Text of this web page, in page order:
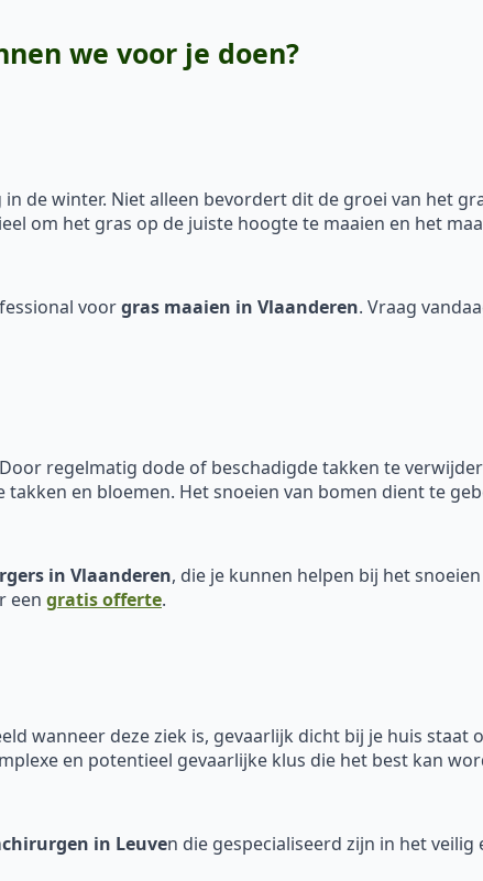
we voor je doen?
de winter. Niet alleen bevordert dit de groei van het
om het gras op de juiste hoogte te maaien en het
voorgras maaien in Vlaanderen. Vraag
regelmatig dode of beschadigde takken te
en bloemen. Het snoeien van bomen dient te
in Vlaanderen, die je kunnen helpen bij het
een gratis offerte.
wanneer deze ziek is, gevaarlijk dicht bij je huis staat
en potentieel gevaarlijke klus die het best kan
in Leuven die gespecialiseerd zijn in het veilig